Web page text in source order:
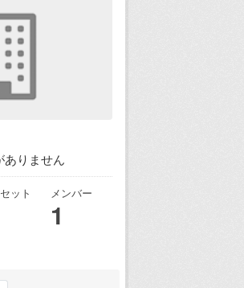
ありません
ット メンバー
1